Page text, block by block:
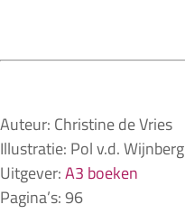
Auteur: Christine de Vries
Illustratie: Pol v.d. Wijnberg
Uitgever:A3 boeken
Pagina’s: 96